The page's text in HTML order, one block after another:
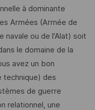
à dominante
Armées (Armée de
navale ou de l'Alat) soit
le domaine de la
avez un bon
technique) des
de guerre
relationnel, une